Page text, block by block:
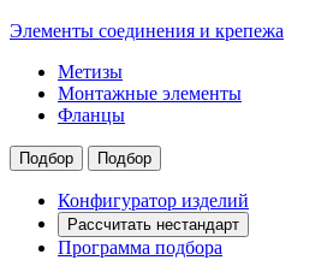
Элементы соединения и крепежа
Метизы
Монтажные элементы
Фланцы
Подбор Подбор
Конфигуратор изделий
Рассчитать нестандарт
Программа подбора